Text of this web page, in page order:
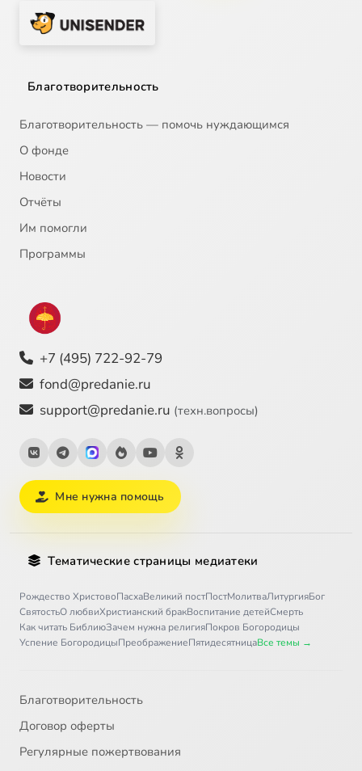
Благотворительность
Благотворительность — помочь нуждающимся
О фонде
Новости
Отчёты
Им помогли
Программы
+7 (495) 722-92-79
fond@predanie.ru
support@predanie.ru (техн.вопросы)
Мне нужна помощь
Тематические страницы медиатеки
Рождество ХристовоПасхаВеликий постПостМолитваЛитургияБог
СвятостьО любвиХристианский бракВоспитание детейСмерть
Как читать БиблиюЗачем нужна религияПокров Богородицы
Успение БогородицыПреображениеПятидесятницаВсе темы →
Благотворительность
Договор оферты
Регулярные пожертвования